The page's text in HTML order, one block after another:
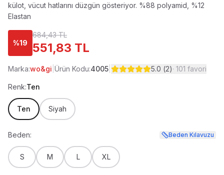
külot, vücut hatlarını düzgün gösteriyor. %88 polyamid, %12
Elastan
%19
684,43 TL
551,83 TL
Marka:wo&gi Ürün Kodu:4005 5.0 (2)· 101 favori
Renk:Ten
Ten Siyah
Beden: Beden Kılavuzu
S M L XL